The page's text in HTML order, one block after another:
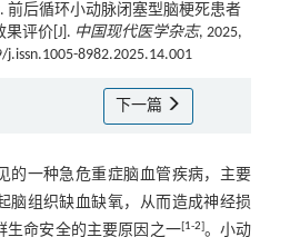
前后循环小动脉闭塞型脑梗死患者
果评价[J]. 中国现代医学杂志, 2025,
j.issn.1005-8982.2025.14.001
下一篇
的一种急危重症脑血管疾病，主要
脑组织缺血缺氧，从而造成神经损
生命安全的主要原因之一[1-2]。小动